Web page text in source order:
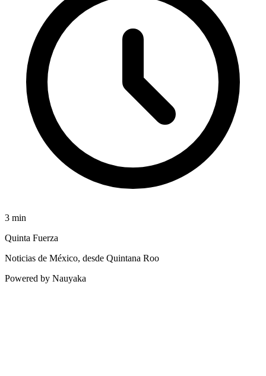
3 min
Quinta Fuerza
Noticias de México, desde Quintana Roo
Powered by Nauyaka